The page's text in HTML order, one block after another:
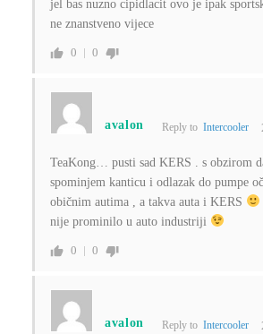
jel bas nuzno cipidlacit ovo je ipak
ne znanstveno vijece
0 0
avalon Reply toIntercooler
TeaKong… pusti sad KERS . s obzirom
spominjem kanticu i odlazak do pumpe
običnim autima , a takva auta i KERS
nije prominilo u auto industriji
0 0
avalon Reply toIntercooler